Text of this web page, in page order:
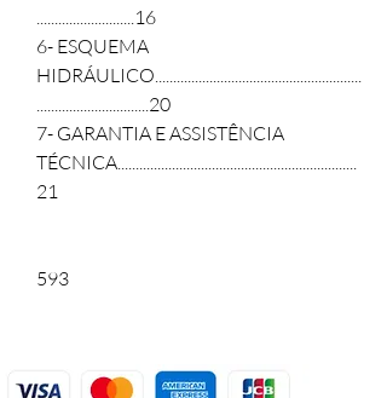
...........................16
6- ESQUEMA
HIDRÁULICO.........................................................
...............................20
7- GARANTIA E ASSISTÊNCIA
TÉCNICA..................................................................
21
593